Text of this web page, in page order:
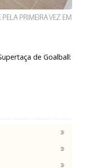
PRIMEIRA VEZ EM
de Goalball: